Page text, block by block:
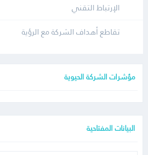
الإرتباط التقني
تقاطع أهداف الشركة مع الرؤية
مؤشرات الشركة الحيوية
البيانات المفتاحية